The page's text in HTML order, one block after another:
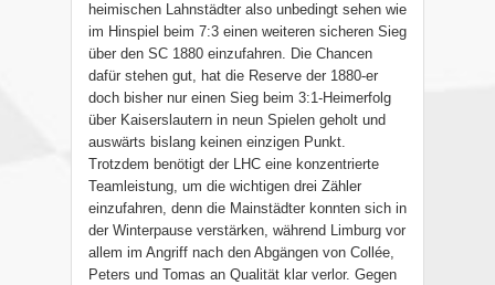
heimischen Lahnstädter also unbedingt sehen wie
im Hinspiel beim 7:3 einen weiteren sicheren Sieg
über den SC 1880 einzufahren. Die Chancen
dafür stehen gut, hat die Reserve der 1880-er
doch bisher nur einen Sieg beim 3:1-Heimerfolg
über Kaiserslautern in neun Spielen geholt und
auswärts bislang keinen einzigen Punkt.
Trotzdem benötigt der LHC eine konzentrierte
Teamleistung, um die wichtigen drei Zähler
einzufahren, denn die Mainstädter konnten sich in
der Winterpause verstärken, während Limburg vor
allem im Angriff nach den Abgängen von Collée,
Peters und Tomas an Qualität klar verlor. Gegen